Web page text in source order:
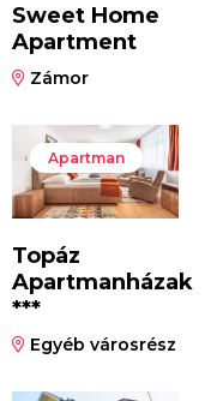
Sweet Home
Apartment
Zámor
Apartman
Topáz
Apartmanházak
***
Egyéb városrész